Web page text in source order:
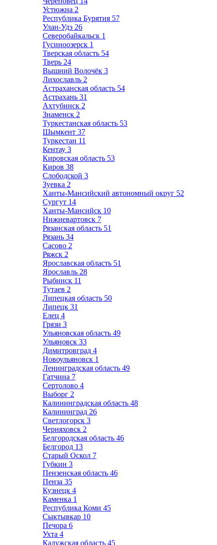
Устюжна 2
Республика Бурятия 57
Улан-Удэ 26
Северобайкальск 1
Гусиноозерск 1
Тверская область 54
Тверь 24
Вышний Волочёк 3
Лихославль 2
Астраханская область 54
Астрахань 31
Ахтубинск 2
Знаменск 2
Туркестанская область 53
Шымкент 37
Туркестан 11
Кентау 3
Кировская область 53
Киров 38
Слободской 3
Зуевка 2
Ханты-Мансийский автономный округ 52
Сургут 14
Ханты-Мансийск 10
Нижневартовск 7
Рязанская область 51
Рязань 34
Сасово 2
Ряжск 2
Ярославская область 51
Ярославль 28
Рыбинск 11
Тутаев 2
Липецкая область 50
Липецк 31
Елец 4
Грязи 3
Ульяновская область 49
Ульяновск 33
Димитровград 4
Новоульяновск 1
Ленинградская область 49
Гатчина 7
Сертолово 4
Выборг 2
Калининградская область 48
Калининград 26
Светлогорск 3
Черняховск 2
Белгородская область 46
Белгород 13
Старый Оскол 7
Губкин 3
Пензенская область 46
Пенза 35
Кузнецк 4
Каменка 1
Республика Коми 45
Сыктывкар 10
Печора 6
Ухта 4
Калужская область 45